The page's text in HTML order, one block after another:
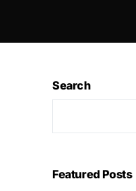
Search
Featured Posts